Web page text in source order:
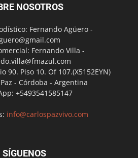
NOSOTROS
Fernando Agüero -
Fernando Villa -
90. Piso 10. Of 107.(X5152EYN)
- Córdoba - Argentina
+5493541585147
info@carlospazvivo.com
SÍGUENOS